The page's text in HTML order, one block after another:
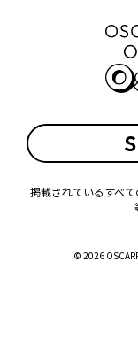
掲載されているすべ
© 2026